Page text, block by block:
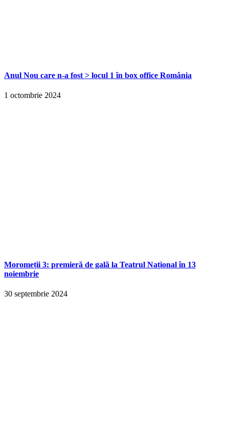
Anul Nou care n-a fost > locul 1 în box office România
1 octombrie 2024
Moromeții 3: premieră de gală la Teatrul Național în 13
noiembrie
30 septembrie 2024